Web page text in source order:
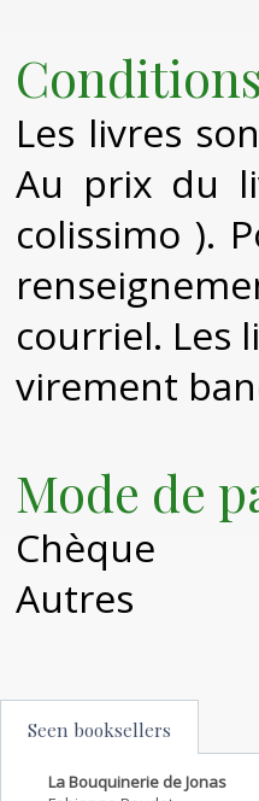
Les livres
Au prix du
colissimo ).
courriel. Les
virement
Mode de
Chèque
Autres
Seen booksellers
La Bouquinerie de Jonas